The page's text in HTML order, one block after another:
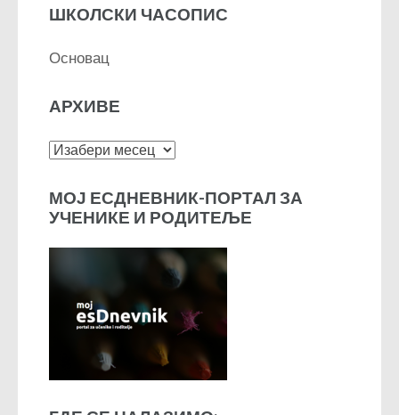
ШКОЛСКИ ЧАСОПИС
Основац
АРХИВЕ
Архиве
МОЈ ЕСДНЕВНИК-ПОРТАЛ ЗА
УЧЕНИКЕ И РОДИТЕЉЕ